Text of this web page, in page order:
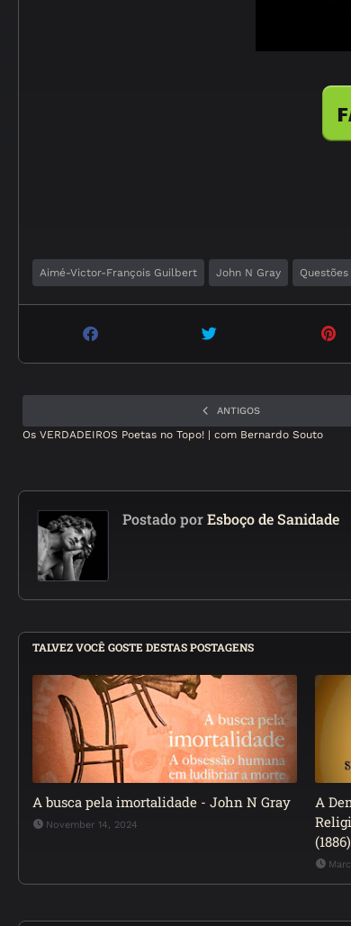
Aimé-Victor-François Guilbert John N Gray
ANTIGOS
Os VERDADEIROS Poetas no Topo! | com Bernardo Souto
Postado porEsboço de Sanidade
TALVEZ VOCÊ GOSTE DESTAS POSTAGENS
A busca pela imortalidade - John N Gray
November 14, 2024
A
(1886)